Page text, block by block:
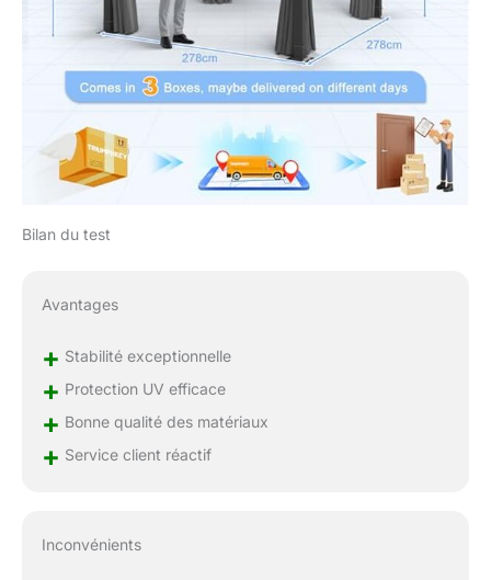
d'économiser du temps et
de la main-d'œuvre.
Bilan du test
Avantages
+ Stabilité exceptionnelle
+ Protection UV efficace
+ Bonne qualité des matériaux
+ Service client réactif
Inconvénients